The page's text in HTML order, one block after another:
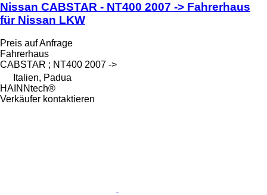
Nissan CABSTAR - NT400 2007 -> Fahrerhaus
für Nissan LKW
Preis auf Anfrage
Fahrerhaus
CABSTAR ; NT400 2007 ->
Italien, Padua
HAINNtech®
Verkäufer kontaktieren